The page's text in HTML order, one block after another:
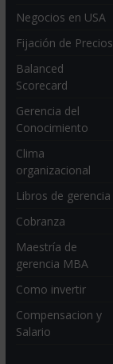
Negocios en USA
Fijación de Precios
Balanced
Scorecard
Gerencia del
Conocimiento
Clima
organizacional
Libros de gerencia
Cobranza
Maestría de
gerencia MBA
Como invertir
Compensacion y
Salario